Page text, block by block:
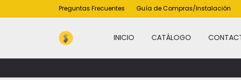
Preguntas Frecuentes Guía de Compras/Instalación
INICIO CATÁLOGO
◦